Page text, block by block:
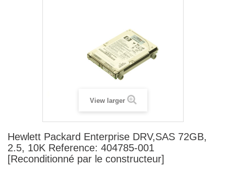
View larger
Hewlett Packard Enterprise DRV,SAS 72GB,
2.5, 10K Reference: 404785-001
[Reconditionné par le constructeur]